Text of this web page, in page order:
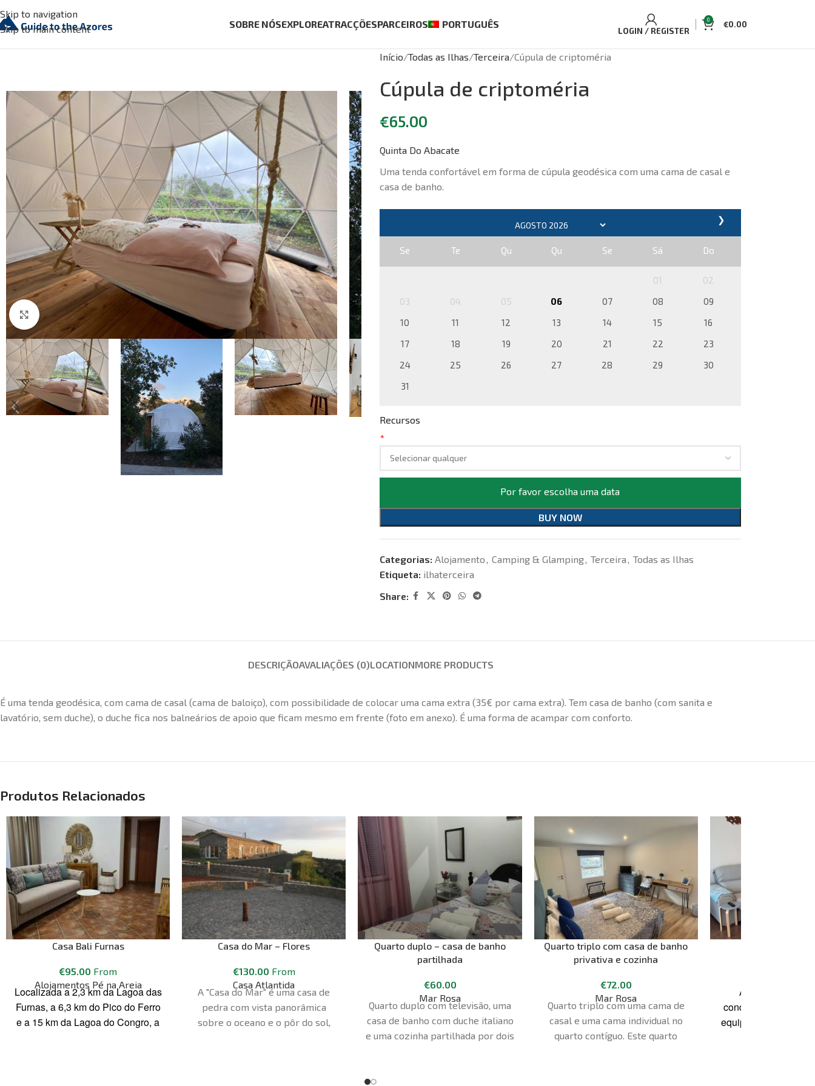
Skip to navigation
Skip to main content
SOBRE NÓSEXPLOREATRACÇÕESPARCEIROS PORTUGUÊS
LOGIN / REGISTER
0 €0.00
Click to enlarge
Início Todas as Ilhas Terceira Cúpula de criptoméria
Cúpula de criptoméria
€65.00
Quinta Do Abacate
Uma tenda confortável em forma de cúpula geodésica com uma cama de casal e
casa de banho.
❯
Se Te Qu Qu Se Sá Do
01
02
03
04 05 06 07 08
09
10
11 12 13 14 15
16
17
18 19 20 21 22
23
24
25 26 27 28 29
30
31
Recursos
*
Por favor escolha uma data
BUY NOW
Categorias: Alojamento, Camping & Glamping, Terceira, Todas as Ilhas
Etiqueta: ilhaterceira
Share:
DESCRIÇÃOAVALIAÇÕES (0)LOCATIONMORE PRODUCTS
É uma tenda geodésica, com cama de casal (cama de baloiço), com possibilidade de colocar uma cama extra (35€ por cama extra). Tem casa de banho (com sanita e
lavatório, sem duche), o duche fica nos balneários de apoio que ficam mesmo em frente (foto em anexo). É uma forma de acampar com conforto.
Produtos Relacionados
Casa Bali Furnas
€95.00 From
Alojamentos Pé na Areia
Localizada a 2,3 km da Lagoa das
Furnas, a 6,3 km do Pico do Ferro
e a 15 km da Lagoa do Congro, a
Casa do Mar – Flores
€130.00 From
Casa Atlantida
A "Casa do Mar" é uma casa de
pedra com vista panorâmica
sobre o oceano e o pôr do sol,
Quarto duplo – casa de banho
partilhada
€60.00
Mar Rosa
Quarto duplo com televisão, uma
casa de banho com duche italiano
e uma cozinha partilhada por dois
Quarto triplo com casa de banho
privativa e cozinha
€72.00
Mar Rosa
Quarto triplo com uma cama de
casal e uma cama individual no
quarto contíguo. Este quarto
Apartamento de
condomínio
equipado para